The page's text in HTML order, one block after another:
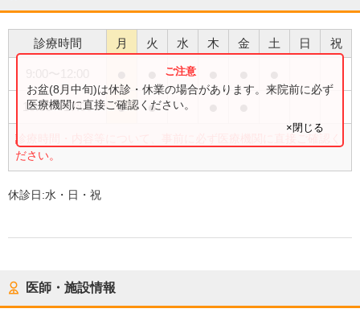
診療時間 月 火 水 木 金 土 日 祝
15:00〜17:00 ● ●
診療時間・内容等について、事前に必ず医療機関に直接ご確認く
ださい。
お盆(8月中旬)は休診・休業の場合があります。来院前に必ず
医療機関に直接ご確認ください。
×閉じる
休診日:水・日・祝
医師・施設情報